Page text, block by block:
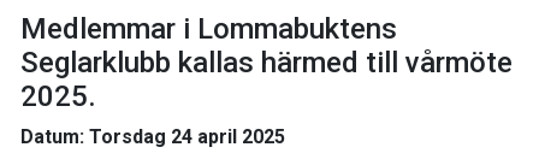
Medlemmar i Lommabuktens
Seglarklubb kallas härmed till vårmöte
2025.
Datum: Torsdag 24 april 2025